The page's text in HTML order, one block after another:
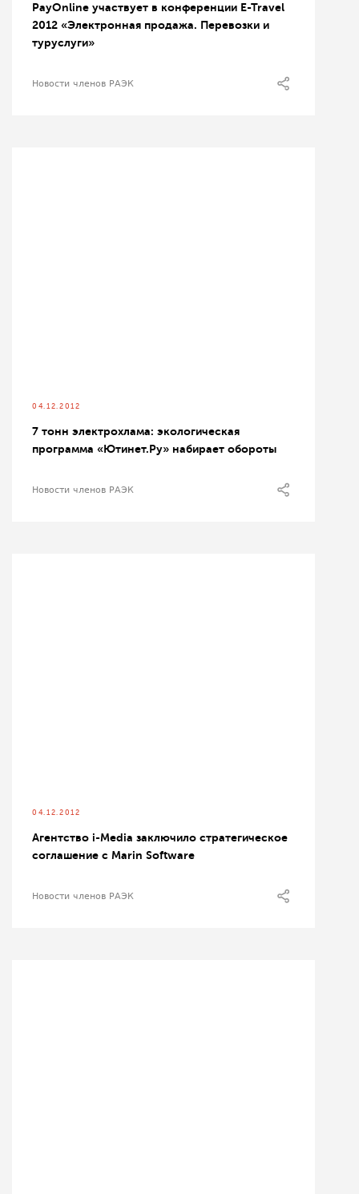
PayOnline участвует в конференции E-Travel
2012 «Электронная продажа. Перевозки и
туруслуги»
Новости членов РАЭК
04.12.2012
7 тонн электрохлама: экологическая
программа «Ютинет.Ру» набирает обороты
Новости членов РАЭК
04.12.2012
Агентство i-Media заключило стратегическое
соглашение с Marin Software
Новости членов РАЭК